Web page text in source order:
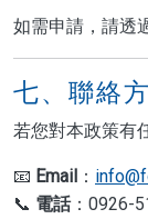
如需申請，請透
七、聯絡
若您對本政策有
📧 Email ：
📞 電話：0926-